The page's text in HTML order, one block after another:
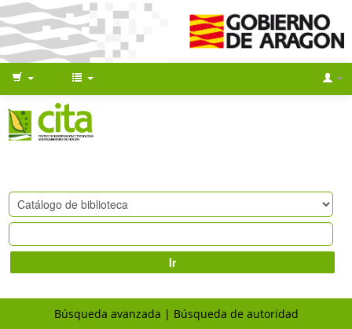
Ir
Búsqueda avanzada Búsqueda de autoridad